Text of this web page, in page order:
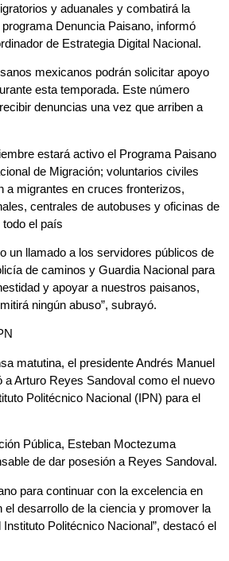
y aduanales y combatirá la
Denuncia Paisano, informó
de Estrategia Digital Nacional.
mexicanos podrán solicitar apoyo
esta temporada. Este número
denuncias una vez que arriben a
estará activo el Programa Paisano
de Migración; voluntarios civiles
a migrantes en cruces fronterizos,
centrales de autobuses y oficinas de
el país
un llamado a los servidores públicos de
de caminos y Guardia Nacional para
y apoyar a nuestros paisanos,
ningún abuso”, subrayó.
matutina, el presidente Andrés Manuel
a Arturo Reyes Sandoval como el nuevo
Politécnico Nacional (IPN) para el
Pública, Esteban Moctezuma
de dar posesión a Reyes Sandoval.
para continuar con la excelencia en
desarrollo de la ciencia y promover la
Politécnico Nacional”, destacó el